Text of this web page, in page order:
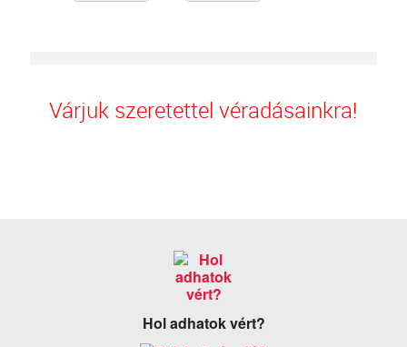
Várjuk szeretettel véradásainkra!
Hol adhatok vért?